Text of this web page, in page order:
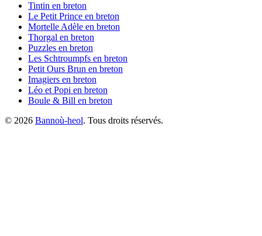
Tintin en breton
Le Petit Prince en breton
Mortelle Adèle en breton
Thorgal en breton
Puzzles en breton
Les Schtroumpfs en breton
Petit Ours Brun en breton
Imagiers en breton
Léo et Popi en breton
Boule & Bill en breton
© 2026 Bannoù-heol. Tous droits réservés.